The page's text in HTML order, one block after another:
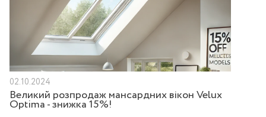
02.10.2024
Великий розпродаж мансардних вікон Velux
Optima - знижка 15%!